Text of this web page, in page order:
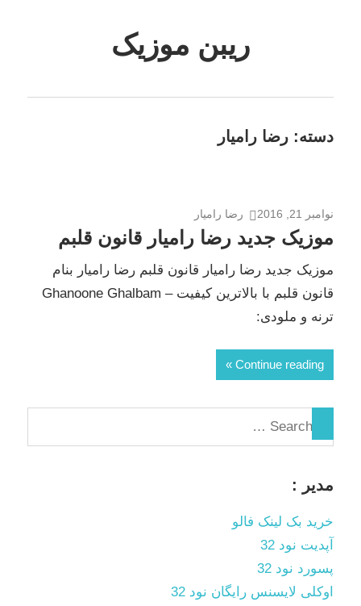
ریبن موزیک
mp3
دسته: رضا رامیار
نوامبر 21, 2016 رضا رامیار
موزیک جدید رضا رامیار قانون قلبم
موزیک جدید رضا رامیار قانون قلبم رضا رامیار بنام
قانون قلبم با بالاترین کیفیت – Ghanoone Ghalbam
ترنه و ملودی:
Continue reading
مدیر :
خرید بک لینک فالو
آپدیت نود 32
پسورد نود 32
اوکلی لایسنس رایگان نود 32